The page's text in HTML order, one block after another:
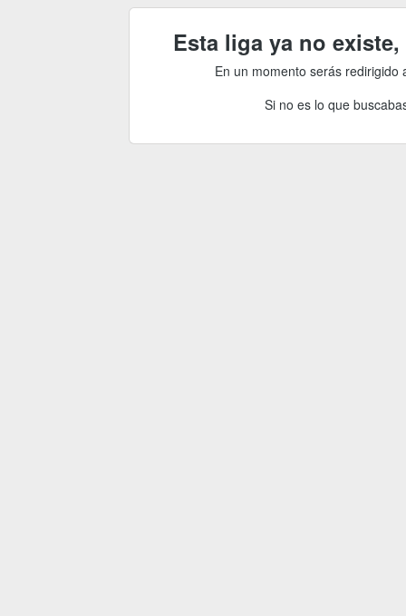
Esta liga ya no
En un momento serás
Si no es lo que